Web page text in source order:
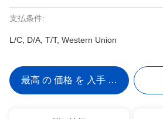
支払条件:
L/C, D/A, T/T, Western Union
最高 の 価格 を 入手 する